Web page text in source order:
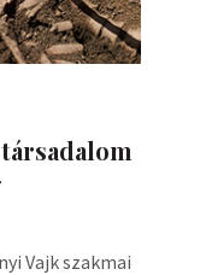
Vajk szakmai